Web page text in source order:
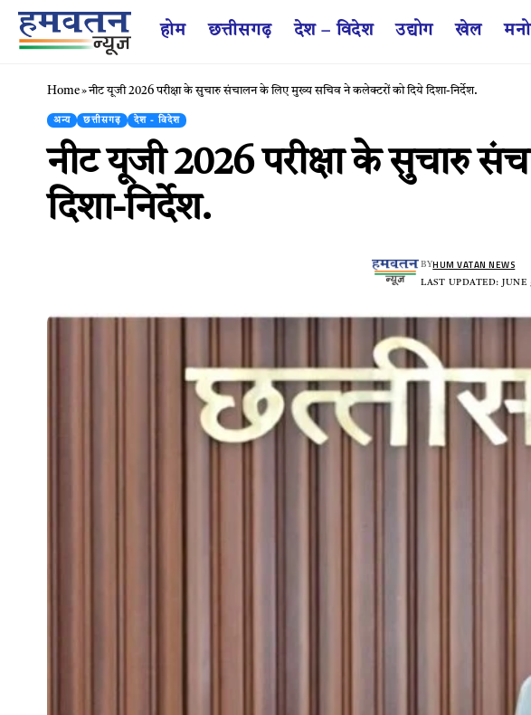
होम छत्तीसगढ़ देश – विदेश उद्योग खेल
Home»नीट यूजी 2026 परीक्षा के सुचारु संचालन के लिए मुख्य सचिव ने कलेक्टरों को दिये दिशा-निर्देश.
अन्य छत्तीसगढ़ देश - विदेश
नीट यूजी 2026 परीक्षा के सुचारु
दिशा-निर्देश.
LAST UPDATED: JUNE
BYHUM VATAN NEWS